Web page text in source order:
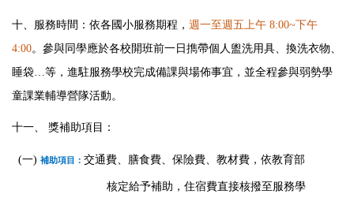
十、服務時間：依各國小服務期程， 週一至週五上午 8:00~下午
4:00。參與同學應於各校開班前一日擕帶個人盥洗用具、換洗衣物、
睡袋…等，進駐服務學校完成備課與場佈事宜，並全程參與弱勢學
童課業輔導營隊活動。
十一、 獎補助項目：
(一)補助項目：交通費、膳食費、保險費、教材費，依教育部
核定給予補助，住宿費直接核撥至服務學